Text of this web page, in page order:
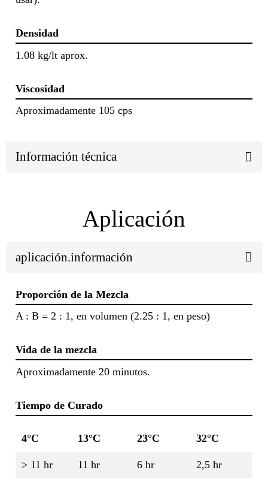
Densidad
1.08 kg/lt aprox.
Viscosidad
Aproximadamente 105 cps
Información técnica
Aplicación
aplicación.información
Proporción de la Mezcla
A : B = 2 : 1, en volumen (2.25 : 1, en peso)
Vida de la mezcla
Aproximadamente 20 minutos.
Tiempo de Curado
4°C 13°C 23°C 32°C
> 11 hr 11 hr 6 hr 2,5 hr